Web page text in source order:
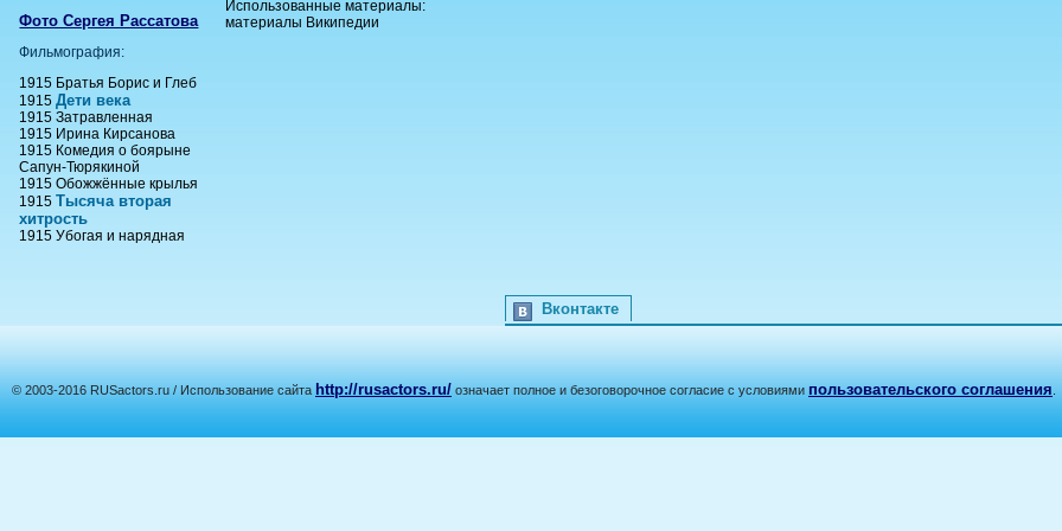
Фото Сергея Рассатова
Фильмография:
1915 Братья Борис и Глеб
1915Дети века
1915 Затравленная
1915 Ирина Кирсанова
1915 Комедия о боярыне
Сапун-Тюрякиной
1915 Обожжённые крылья
1915Тысяча вторая
хитрость
1915 Убогая и нарядная
Использованные материалы:
материалы Википедии
Вконтакте
© 2003-2016 RUSactors.ru / Использование сайта http://rusactors.ru/ означает полное и безоговорочное согласие с условиями пользовательского соглашения